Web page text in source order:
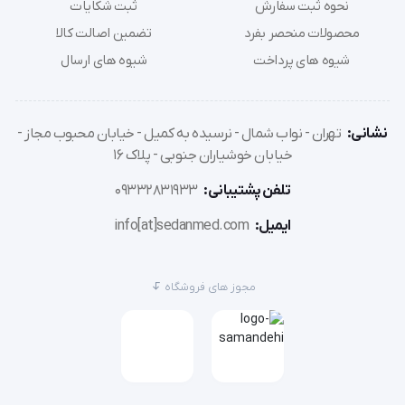
برند: موژان طب (mozhanteb)
واکر توان افزا چرخدار اطفال
دارای دو چرخ گردان بدون قفل در جلو و دو چرخ گردان قفل
دار در عقب
کودک موقع حرکت
قابلیت تنظیم ارتفاع از 55 تا 77 سانتی متر
رفتن و مراکز کار درمانی اطفال می باشد.
عرض داخلی 50 سانتی متر
نحوه ثبت سفارش
محصولات منحصر بفرد
شیوه های پرداخت
ثبت شکایات
تضمین اصالت کالا
شیوه های ارسال
نشانی: تهران - نواب شمال - نرسیده به کمیل - خیابان محبوب مجاز -
خیابان خوشیاران جنوبی - پلاک 16
تلفن پشتیبانی: 09332831933
ایمیل: info[at]sedanmed.com
مجوز های فروشگاه